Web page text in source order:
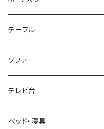
ホテルライク風インテリア
韓国インテリア
和風/和モダン
ミッドセンチュリー
パソコンデスク・ワークデスク
学習机・勉強机
収納付きデスク
折りたたみデスク
テーブル
サイズ
幅100cm以下
幅101～120cm
ローテーブル・リビングテーブル
サイドテーブル・ナイトテーブル
ソファ
サイズ
幅90cm以下
1人掛けソファ
テレビ台
サイズ
ベッド・寝具